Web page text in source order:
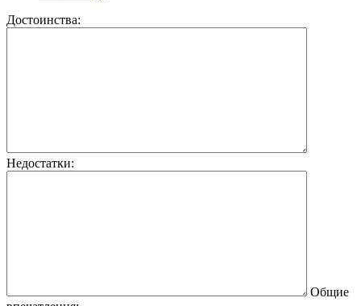
Достоинства:
Недостатки:
Общие